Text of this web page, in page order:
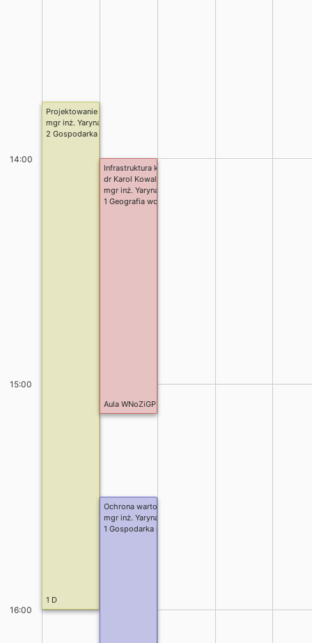
14:00
15:00
16:00
Projektowanie urbanistyczne (P)
mgr inż. Yaryna Posuniak
2 Gospodarka przestrzenna stacjonarne inżynierskie, cały rok
1 D
Infrastruktura krytyczna
dr Karol Kowalczyk
mgr inż. Yaryna Posuniak
1 Geografia wojskowa i zarządzanie kryzysowe Ist. stac.
Aula WNoZiGP
Ochrona wartości kulturowych
mgr inż. Yaryna Posuniak
1 Gospodarka przestrzenna stacjonarne II stopień,